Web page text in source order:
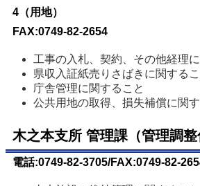
4（用地）
FAX:0749-82-2654
工事の入札、契約、その他経理
県収入証紙売りさばきに関する
庁舎管理に関すること
公共用地の取得、損失補償に関
木之本支所 管理課（管理調整
電話:0749-82-3705/FAX:0749-82-